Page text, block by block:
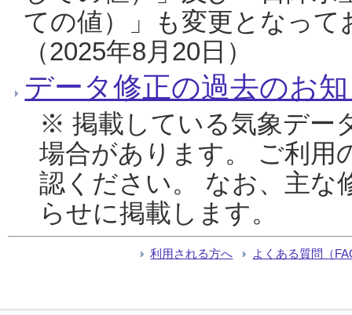
ての値）」も変更となっ
（2025年8月20日）
データ修正の過去のお
※ 掲載している気象デー
場合があります。 ご利用
認ください。 なお、主な
らせに掲載します。
利用される方へ よくある質問（